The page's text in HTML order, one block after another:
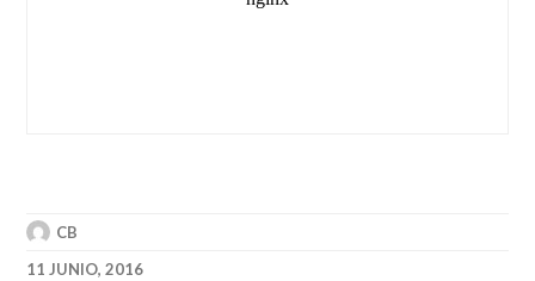
CB
11 JUNIO, 2016